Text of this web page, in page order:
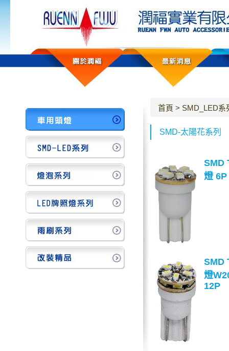
首頁 > SMD_LED系
SMD-太陽花系列
SMD
燈 6P
SMD
燈
12P